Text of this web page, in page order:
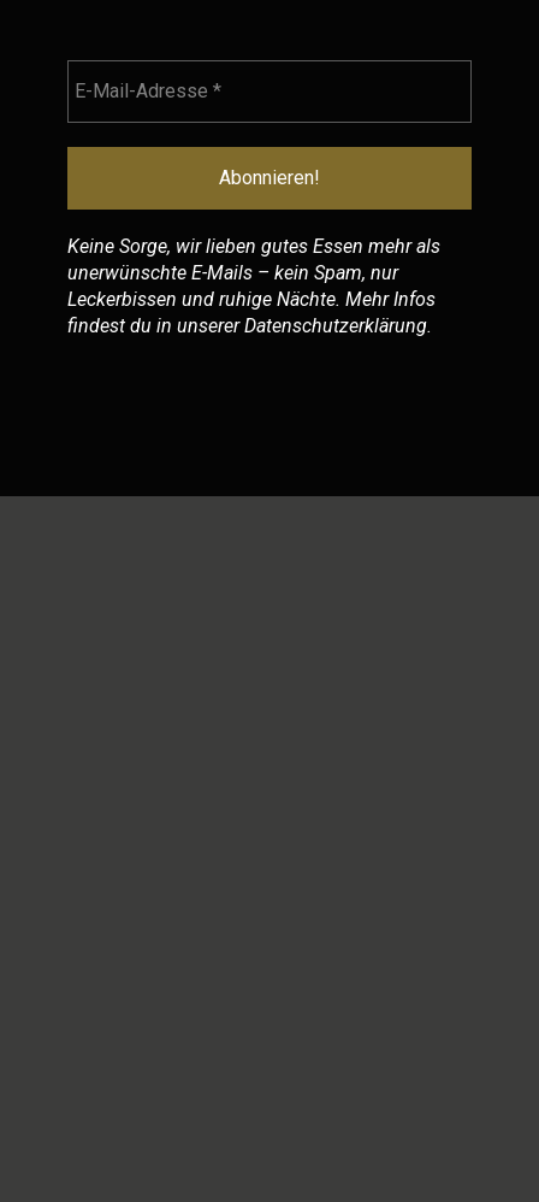
Keine Sorge, wir lieben gutes Essen mehr als
unerwünschte E-Mails – kein Spam, nur
Leckerbissen und ruhige Nächte. Mehr Infos
findest du in unsererDatenschutzerklärung.